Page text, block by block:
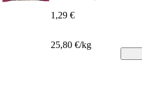
1,29 €
25,80 €/kg